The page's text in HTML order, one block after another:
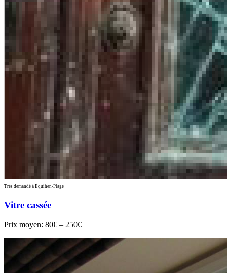
Très demandé à Équihen-Plage
Vitre cassée
Prix moyen: 80€ – 250€